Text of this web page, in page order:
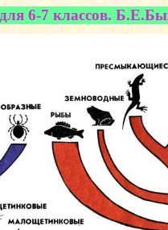
6-7 классов.